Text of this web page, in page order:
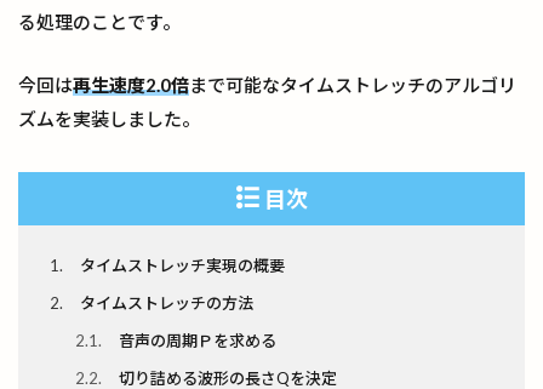
る処理のことです。
今回は再生速度2.0倍まで可能なタイムストレッチのアルゴリ
ズムを実装しました。
目次
1
タイムストレッチ実現の概要
2
タイムストレッチの方法
2.1
音声の周期Ｐを求める
2.2
切り詰める波形の長さQを決定